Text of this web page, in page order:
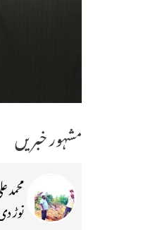
مشہور خبریں
محمد
توڑ